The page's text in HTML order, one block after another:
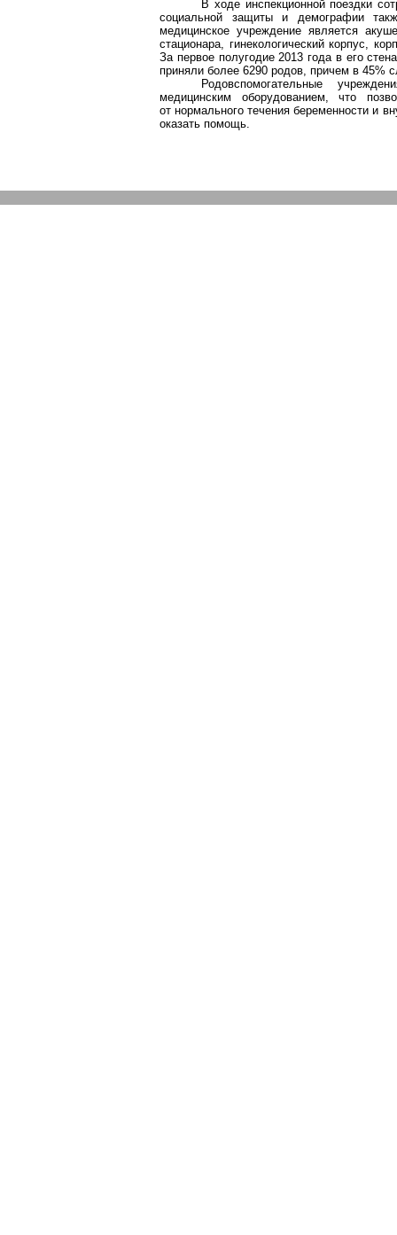
В ходе инспекционной поездки
социальной защиты и демографии
медицинское учреждение является
стационара, гинекологический корпус,
За первое полугодие 2013 года в его
приняли более 6290 родов, причем в 45%
Родовспомогательные
медицинским оборудованием, что
от нормального течения беременности и
оказать помощь.